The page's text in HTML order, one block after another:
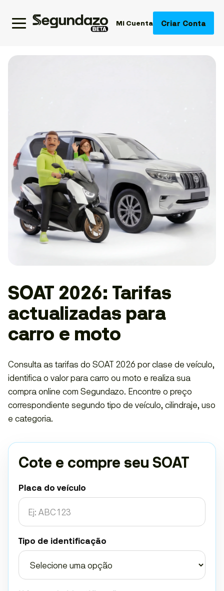
Mi Cuenta Criar Conta
SOAT 2026: Tarifas
actualizadas para
carro e moto
Consulta as tarifas do SOAT 2026 por clase de veículo,
identifica o valor para carro ou moto e realiza sua
compra online com Segundazo. Encontre o preço
correspondiente segundo tipo de veículo, cilindraje, uso
e categoria.
Cote e compre seu SOAT
Placa do veículo
Tipo de identificação